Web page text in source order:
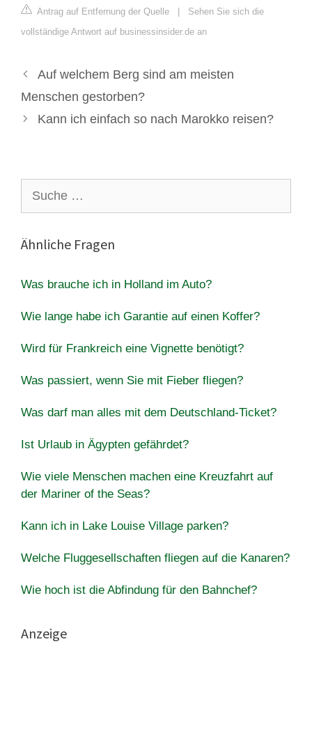
Antrag auf Entfernung der Quelle | Sehen Sie sich die
vollständige Antwort auf businessinsider.de an
Auf welchem Berg sind am meisten
Menschen gestorben?
Kann ich einfach so nach Marokko reisen?
nach:
Ähnliche Fragen
Was brauche ich in Holland im Auto?
Wie lange habe ich Garantie auf einen Koffer?
Wird für Frankreich eine Vignette benötigt?
Was passiert, wenn Sie mit Fieber fliegen?
Was darf man alles mit dem Deutschland-Ticket?
Ist Urlaub in Ägypten gefährdet?
Wie viele Menschen machen eine Kreuzfahrt auf
der Mariner of the Seas?
Kann ich in Lake Louise Village parken?
Welche Fluggesellschaften fliegen auf die Kanaren?
Wie hoch ist die Abfindung für den Bahnchef?
Anzeige